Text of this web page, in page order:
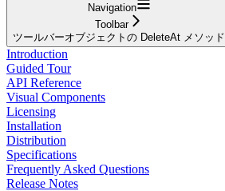
Navigation
Toolbar
ツールバーオブジェクトの DeleteAt メソッド
Introduction
Guided Tour
API Reference
Visual Components
Licensing
Installation
Distribution
Specifications
Frequently Asked Questions
Release Notes